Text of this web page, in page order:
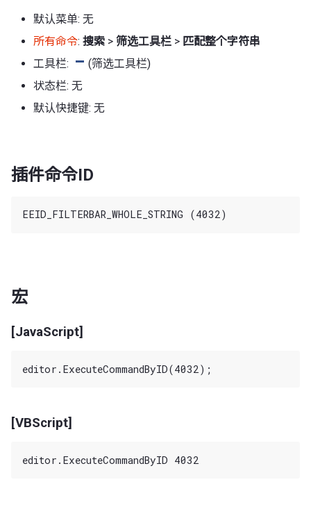
默认菜单: 无
所有命令: 搜索 > 筛选工具栏 > 匹配整个字符串
工具栏:
(筛选工具栏)
状态栏: 无
默认快捷键: 无
插件命令ID
宏
[JavaScript]
[VBScript]